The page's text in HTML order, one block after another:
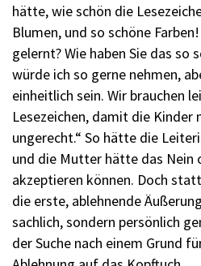
hätte, wie schön die
Blumen, und so schöne
gelernt? Wie haben Sie das so
würde ich so gerne nehmen,
einheitlich sein. Wir brauchen
Lesezeichen, damit die Kinder
ungerecht.“ So hätte die
und die Mutter hätte das Nein
akzeptieren können. Doch
die erste, ablehnende
sachlich, sondern persönlich
der Suche nach einem Grund